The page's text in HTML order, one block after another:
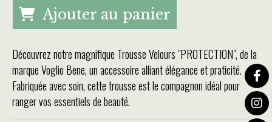
Ajouter au panier
Découvrez notre magnifique Trousse Velours "PROTECTION", de la
marque Voglio Bene, un accessoire alliant élégance et praticité.
Fabriquée avec soin, cette trousse est le compagnon idéal pour
ranger vos essentiels de beauté.